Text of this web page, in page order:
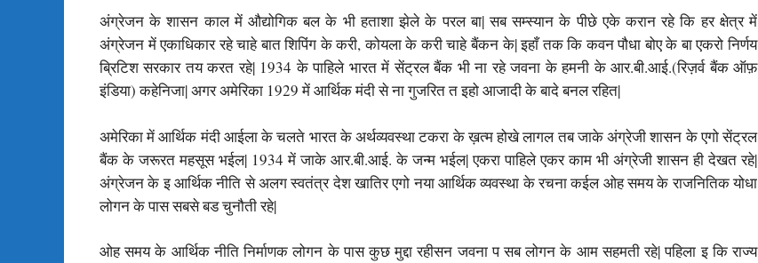
अंग्रेजन के शासन काल में औद्योगिक बल के भी हताशा झेले के परल बा| सब सम्स्यान के पीछे एके करान रहे कि हर क्षेत्र में
अंग्रेजन में एकाधिकार रहे चाहे बात शिपिंग के करी, कोयला के करी चाहे बैंकन के| इहाँ तक कि कवन पौधा बोए के बा एकरो निर्णय
ब्रिटिश सरकार तय करत रहे| 1934 के पाहिले भारत में सेंट्रल बैंक भी ना रहे जवना के हमनी के आर.बी.आई.(रिज़र्व बैंक ऑफ़
इंडिया) कहेनिजा| अगर अमेरिका 1929 में आर्थिक मंदी से ना गुजरित त इहो आजादी के बादे बनल रहित|
अमेरिका में आर्थिक मंदी आईला के चलते भारत के अर्थव्यवस्था टकरा के ख़त्म होखे लागल तब जाके अंग्रेजी शासन के एगो सेंट्रल
बैंक के जरूरत महसूस भईल| 1934 में जाके आर.बी.आई. के जन्म भईल| एकरा पाहिले एकर काम भी अंग्रेजी शासन ही देखत रहे|
अंग्रेजन के इ आर्थिक नीति से अलग स्वतंत्र देश खातिर एगो नया आर्थिक व्यवस्था के रचना कईल ओह समय के राजनितिक योधा
लोगन के पास सबसे बड चुनौती रहे|
ओह समय के आर्थिक नीति निर्माणक लोगन के पास कुछ मुद्दा रहीसन जवना प सब लोगन के आम सहमती रहे| पहिला इ कि राज्य